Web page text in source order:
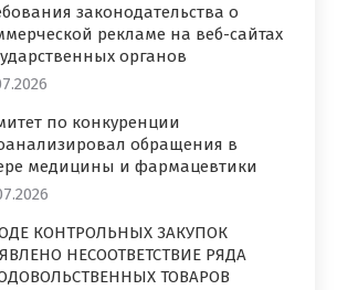
законодательства о
рекламе на веб-сайтах
органов
по конкуренции
обращения в
медицины и фармацевтики
КОНТРОЛЬНЫХ ЗАКУПОК
НЕСООТВЕТСТВИЕ РЯДА
ТОВАРОВ